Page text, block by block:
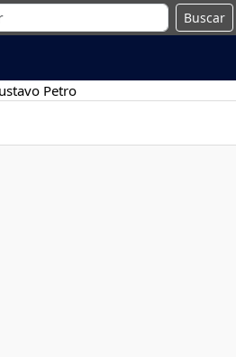
Buscar
Petro